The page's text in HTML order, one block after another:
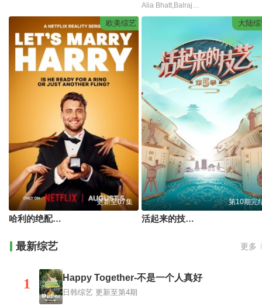
Alia Bhatt,Balraj Singh Ghai,Samay Raina
欧美综艺
更新至07集
哈利的绝配情人
大陆
第10期完
活起来的技艺第5季
最新综艺 更多
1 Happy Together-不是一个人真好
日韩综艺 更新至第4期